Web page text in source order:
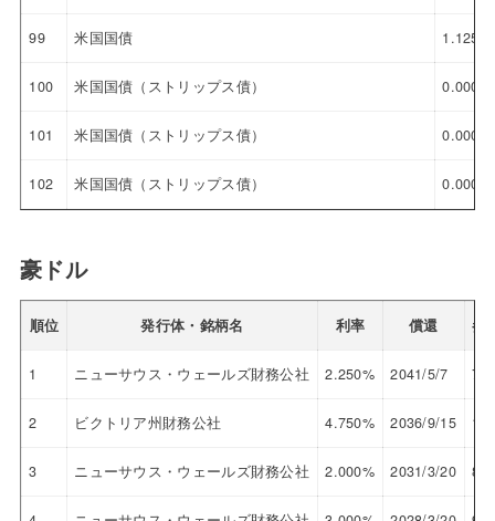
99 米国国債 1.125%
100 米国国債（ストリップス債） 0.000%
101 米国国債（ストリップス債） 0.000%
102 米国国債（ストリップス債） 0.000%
豪ドル
順位 発行体・銘柄名 利率 償還 参
1 ニューサウス・ウェールズ財務公社 2.250% 2041/5/7
2 ビクトリア州財務公社 4.750% 2036/9/15
3 ニューサウス・ウェールズ財務公社 2.000% 2031/3/20